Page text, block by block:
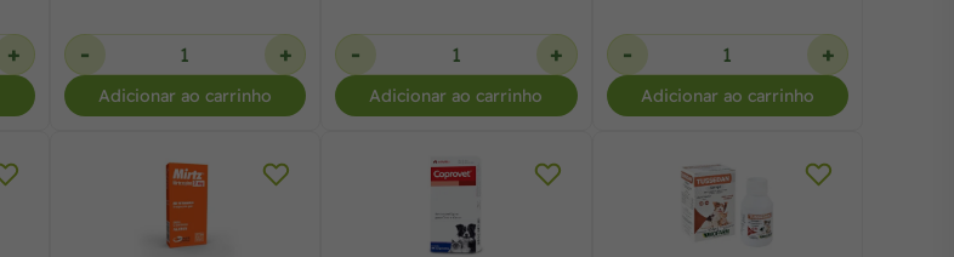
+ - +
Adicionar ao carrinho
- +
Adicionar ao carrinho
- +
Adicionar ao carrinho